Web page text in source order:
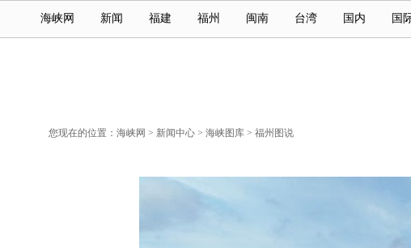
海峡网 新闻 福建 福州 闽南 台湾 国内 国
您现在的位置： 海峡网 > 新闻中心 > 海峡图库 > 福州图说